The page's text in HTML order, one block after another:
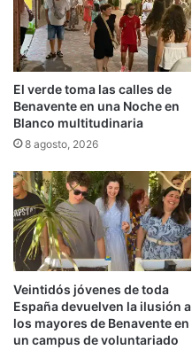
El verde toma las calles de
Benavente en una Noche en
Blanco multitudinaria
8 agosto, 2026
Veintidós jóvenes de toda
España devuelven la ilusión a
los mayores de Benavente en
un campus de voluntariado